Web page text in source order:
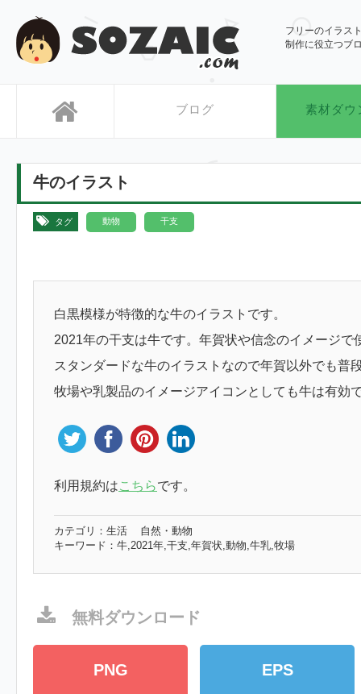
フリーのイラス
制作に役立つブ
ブログ 素材ダウ
牛のイラスト
タグ 動物 干支
白黒模様が特徴的な牛のイラストです。
2021年の干支は牛です。年賀状や信念のイメージで
スタンダードな牛のイラストなので年賀以外でも普
牧場や乳製品のイメージアイコンとしても牛は有効
利用規約はこちらです。
カテゴリ： 生活
自然・動物
キーワード： 牛,2021年,干支,年賀状,動物,牛乳,牧場
無料ダウンロード
PNG EPS